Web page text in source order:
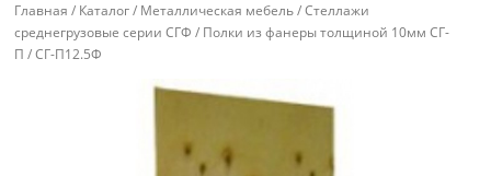
Главная / Каталог/ Металлическая мебель/Стеллажи
среднегрузовые серии СГФ / Полки из фанеры толщиной 10мм СГ-
П / СГ-П12.5Ф